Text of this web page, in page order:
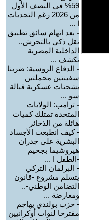
59% في النصف الأول
من 2026 رغم التحديات
ا ...
- بعد اتهام سائق تطبيق
نقل ذكي بالتحرش..
الداخلية المصرية
تكشف ...
- الدفاع الروسية: ضربنا
سفينتين محملتين
بشحنات عسكرية قبالة
سو ...
- ترامب: الولايات
المتحدة تمتلك كميات
هائلة من الذخائر
-كيف انطبعت الأجساد
البشرية على جدران
هيروشيما بجحيم
-الطفل ا ...
- البرلمان التركي
يتسلم مشروع -قانون
التضامن الوطني-..
ومعارضة ...
- حزب بولندي يهاجم
مقترحا لنواب أوكرانيين